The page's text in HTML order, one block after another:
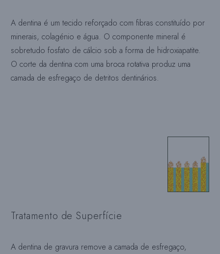
A dentina é um tecido reforçado com fibras constituído por
minerais, colagénio e água. O componente mineral é
sobretudo fosfato de cálcio sob a forma de hidroxiapatite.
O corte da dentina com uma broca rotativa produz uma
camada de esfregaço de detritos dentinários.
Tratamento de Superfície
A dentina de gravura remove a camada de esfregaço,